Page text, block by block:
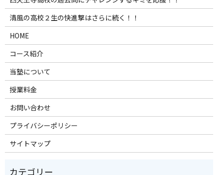
清風の高校２生の快進撃はさらに続く！！
HOME
コース紹介
当塾について
授業料金
お問い合わせ
プライバシーポリシー
サイトマップ